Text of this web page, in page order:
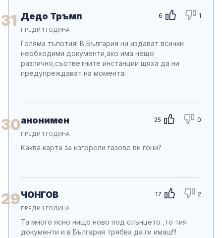
31 6 1
Дедо Тръмп
ПРЕДИ 1 ГОДИНА
Голяма тъпотия! В България ни издават всички
необходими документи,ако има нещо
различно,съответните инстанции щяха да ни
предупреждават на момента.
30 25 0
анонимен
ПРЕДИ 1 ГОДИНА
Каква карта за изгорели газове ви гони?
29 17 2
ЧОНГОВ
ПРЕДИ 1 ГОДИНА
Та много ясно нищо ново под слънцето ,то тия
документи и в България трябва да ги имаш!!!